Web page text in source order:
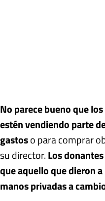
No parece bueno que
estén vendiendo parte
gastoso para comprar
su director.Los
que aquello que dieron
manos privadas a